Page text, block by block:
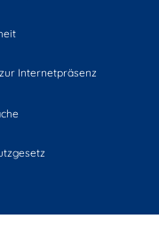
Internetpräsenz